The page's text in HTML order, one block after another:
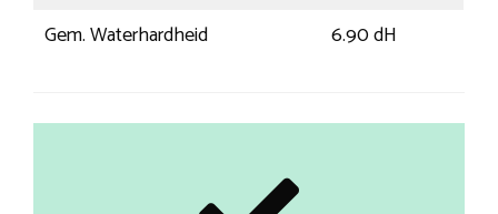
Gem. Waterhardheid
6.90 dH